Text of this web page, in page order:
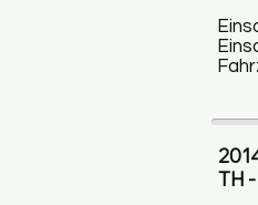
TH